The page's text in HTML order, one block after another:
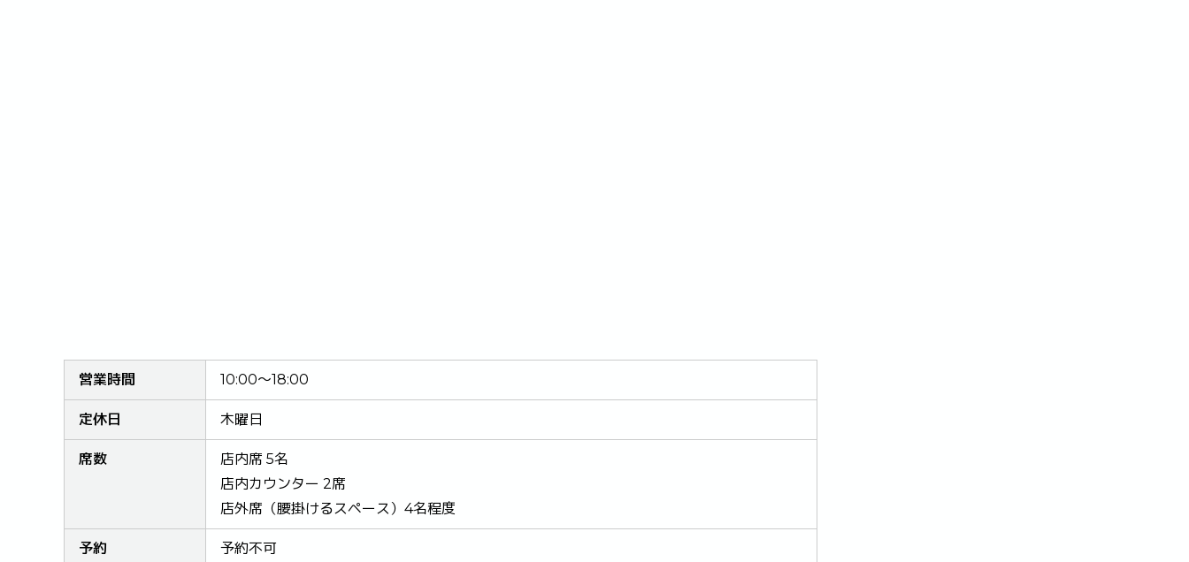
営業時間 10:00～18:00
定休日 木曜日
席数
店内席 5名
店内カウンター 2席
店外席（腰掛けるスペース）4名程度
予約 予約不可